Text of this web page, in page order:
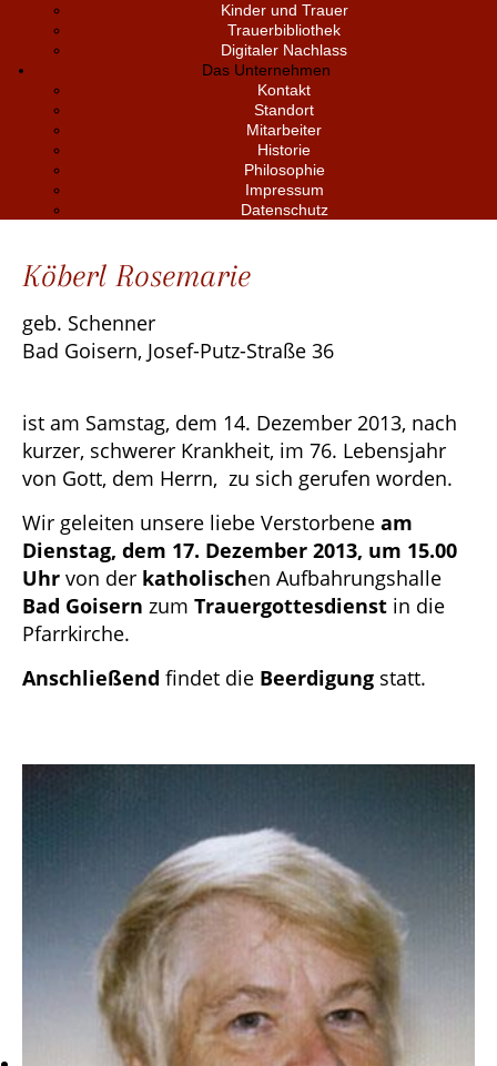
Kinder und Trauer
Trauerbibliothek
Digitaler Nachlass
Das Unternehmen
Kontakt
Standort
Mitarbeiter
Historie
Philosophie
Impressum
Datenschutz
Köberl Rosemarie
geb. Schenner
Bad Goisern, Josef-Putz-Straße 36
ist am Samstag, dem 14. Dezember 2013, nach
kurzer, schwerer Krankheit, im 76. Lebensjahr
von Gott, dem Herrn, zu sich gerufen worden.
Wir geleiten unsere liebe Verstorbene am
Dienstag, dem 17. Dezember 2013, um 15.00
Uhr von der katholischen Aufbahrungshalle
Bad Goisern zum Trauergottesdienst in die
Pfarrkirche.
Anschließend findet die Beerdigung statt.